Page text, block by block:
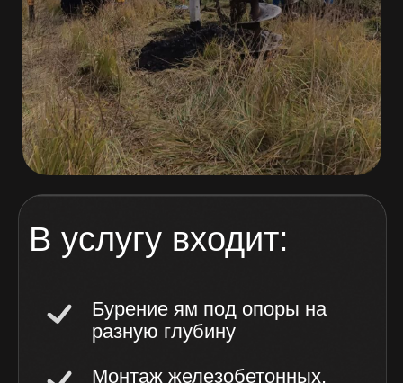
В услугу входит:
Бурение ям под опоры на
разную глубину
Монтаж железобетонных,
деревянных и
металлических столбов
закрепление опор
Бетонирование основания
Демонтаж старых столбов
и установка новых